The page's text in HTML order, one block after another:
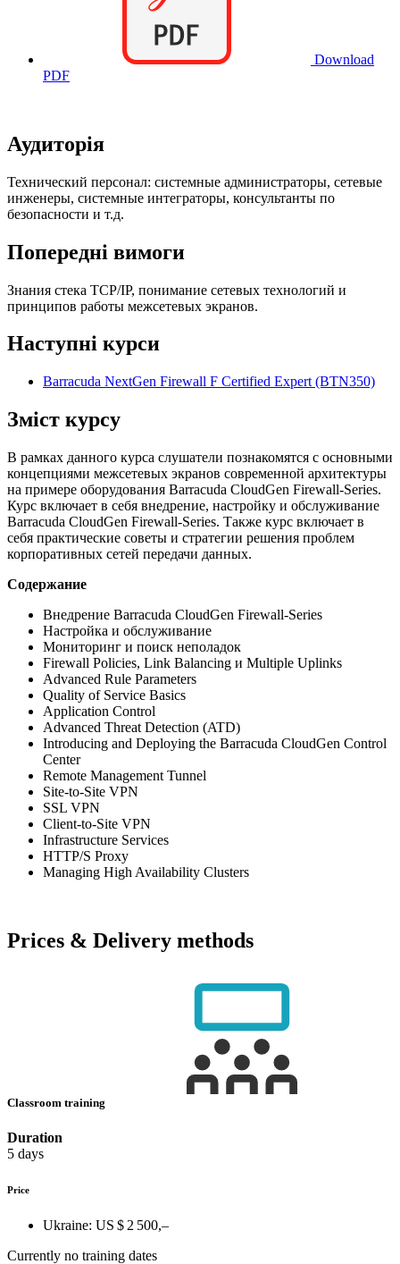
Download
PDF
Аудиторія
Технический персонал: системные администраторы, сетевые
инженеры, системные интеграторы, консультанты по
безопасности и т.д.
Попередні вимоги
Знания стека TCP/IP, понимание сетевых технологий и
принципов работы межсетевых экранов.
Наступні курси
Barracuda NextGen Firewall F Certified Expert (BTN350)
Зміст курсу
В рамках данного курса слушатели познакомятся с основными
концепциями межсетевых экранов современной архитектуры
на примере оборудования Barracuda CloudGen Firewall-Series.
Курс включает в себя внедрение, настройку и обслуживание
Barracuda CloudGen Firewall-Series. Также курс включает в
себя практические советы и стратегии решения проблем
корпоративных сетей передачи данных.
Содержание
Внедрение Barracuda CloudGen Firewall-Series
Настройка и обслуживание
Мониторинг и поиск неполадок
Firewall Policies, Link Balancing и Multiple Uplinks
Advanced Rule Parameters
Quality of Service Basics
Application Control
Advanced Threat Detection (ATD)
Introducing and Deploying the Barracuda CloudGen Control
Center
Remote Management Tunnel
Site-to-Site VPN
SSL VPN
Client-to-Site VPN
Infrastructure Services
HTTP/S Proxy
Managing High Availability Clusters
Prices & Delivery methods
Classroom training
Duration
5 days
Price
Ukraine: US $ 2 500,–
Currently no training dates